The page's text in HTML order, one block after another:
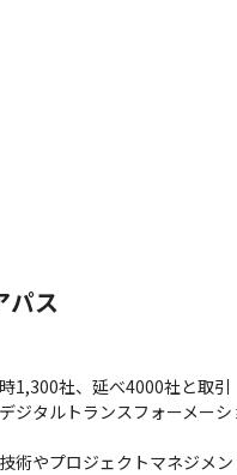
パス
1,300社、延べ4000社と取
ジタルトランスフォーメー
術やプロジェクトマネジメ